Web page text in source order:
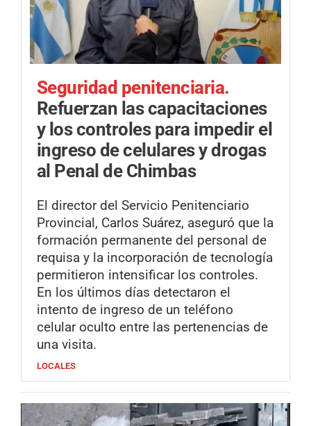
Seguridad penitenciaria.
Refuerzan las capacitaciones
y los controles para impedir el
ingreso de celulares y drogas
al Penal de Chimbas
El director del Servicio Penitenciario
Provincial, Carlos Suárez, aseguró que la
formación permanente del personal de
requisa y la incorporación de tecnología
permitieron intensificar los controles.
En los últimos días detectaron el
intento de ingreso de un teléfono
celular oculto entre las pertenencias de
una visita.
LOCALES